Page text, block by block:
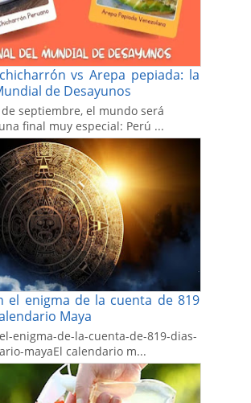
vs Arepa pepiada: la
de Desayunos
septiembre, el mundo será
final muy especial: Perú ...
el enigma de la cuenta de 819
Maya
enigma-de-la-cuenta-de-819-dias-
mayaEl calendario m...